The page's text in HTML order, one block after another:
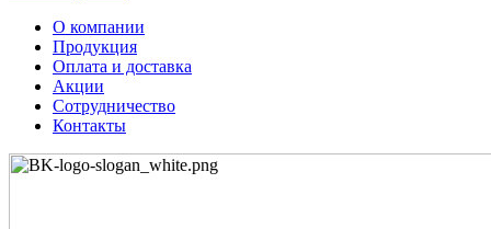
О компании
Продукция
Оплата и доставка
Акции
Сотрудничество
Контакты